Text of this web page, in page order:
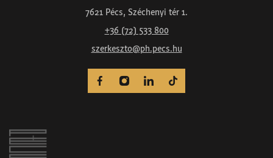
7621 Pécs, Széchenyi tér 1.
+36 (72) 533 800
szerkeszto@ph.pecs.hu